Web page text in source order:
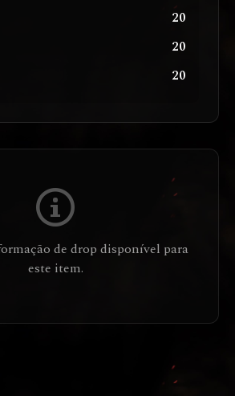
20
20
20
de drop disponível para
este item.